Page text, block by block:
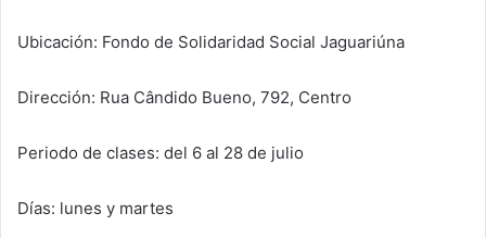
Ubicación: Fondo de Solidaridad Social Jaguariúna
Dirección: Rua Cândido Bueno, 792, Centro
Periodo de clases: del 6 al 28 de julio
Días: lunes y martes